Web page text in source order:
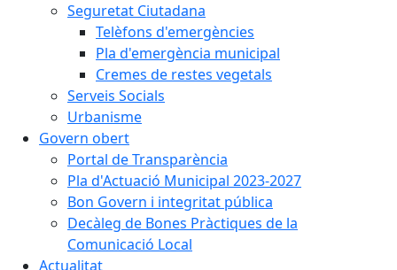
Seguretat Ciutadana
Telèfons d'emergències
Pla d'emergència municipal
Cremes de restes vegetals
Serveis Socials
Urbanisme
Govern obert
Portal de Transparència
Pla d'Actuació Municipal 2023-2027
Bon Govern i integritat pública
Decàleg de Bones Pràctiques de la
Comunicació Local
Actualitat